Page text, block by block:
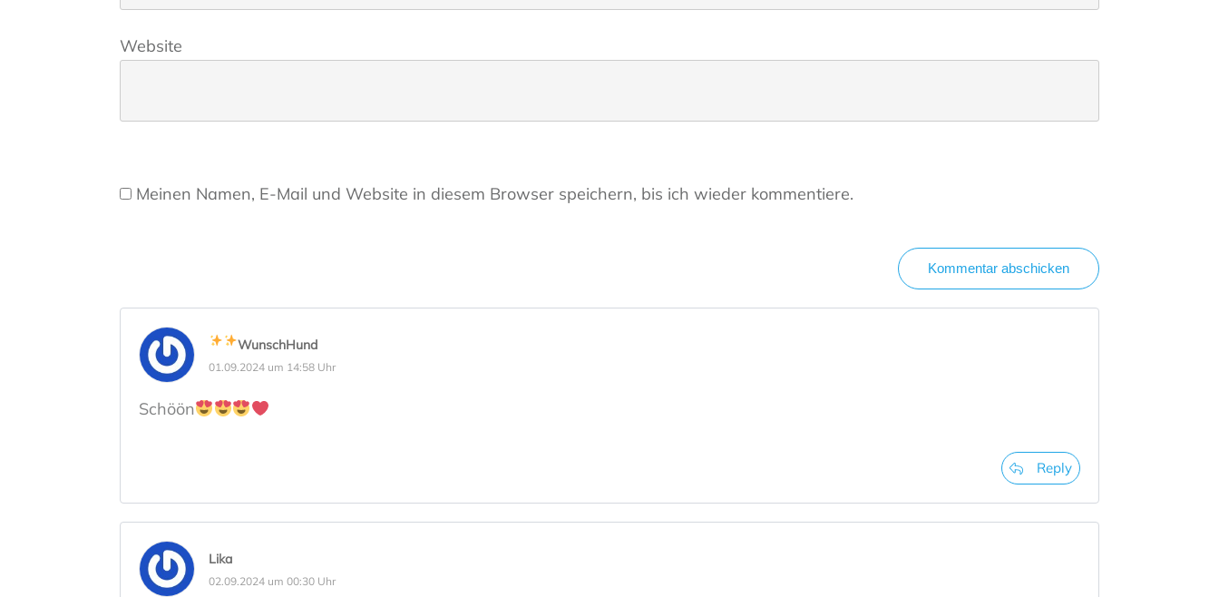
Website
Meinen Namen, E-Mail und Website in diesem Browser speichern, bis ich wieder kommentiere.
Kommentar abschicken
WunschHund
01.09.2024 um 14:58 Uhr
Schöön
Reply
Lika
02.09.2024 um 00:30 Uhr